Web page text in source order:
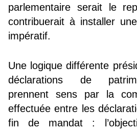
parlementaire serait le
contribuerait à installer
impératif.
Une logique différente
déclarations de
prennent sens par la
effectuée entre les
fin de mandat :